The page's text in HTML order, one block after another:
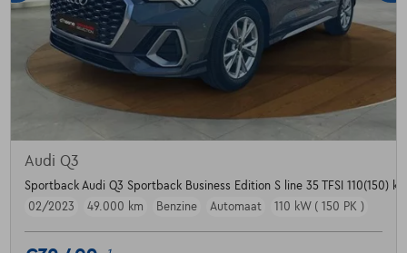
Audi Q3
Sportback Audi Q3 Sportback Business Edition S line 35 TFSI 110(150)
02/2023
49.000 km Benzine Automaat 110 kW ( 150 PK )